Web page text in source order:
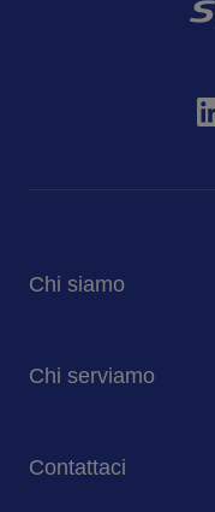
Chi siamo
Sostenibilità
Comunicati stampa
Chi serviamo
Case di risposo
Contattaci